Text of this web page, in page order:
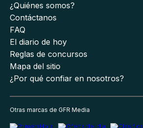
¿Quiénes somos?
Contáctanos
FAQ
El diario de hoy
Reglas de concursos
Mapa del sitio
¿Por qué confiar en nosotros?
Otras marcas de GFR Media